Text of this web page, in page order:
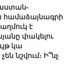
համաձայնագրի
է
փակելու
կա
նշվում։ Ի՞նչ